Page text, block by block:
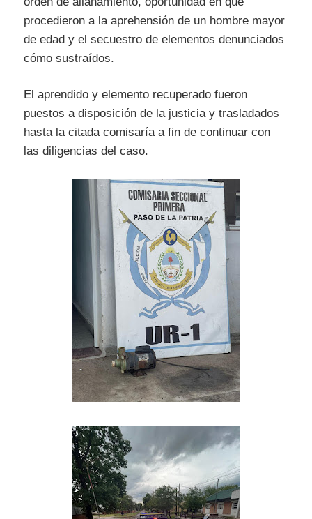
procedieron a la aprehensión de un hombre mayor
de edad y el secuestro de elementos denunciados
cómo sustraídos.
El aprendido y elemento recuperado fueron
puestos a disposición de la justicia y trasladados
hasta la citada comisaría a fin de continuar con
las diligencias del caso.